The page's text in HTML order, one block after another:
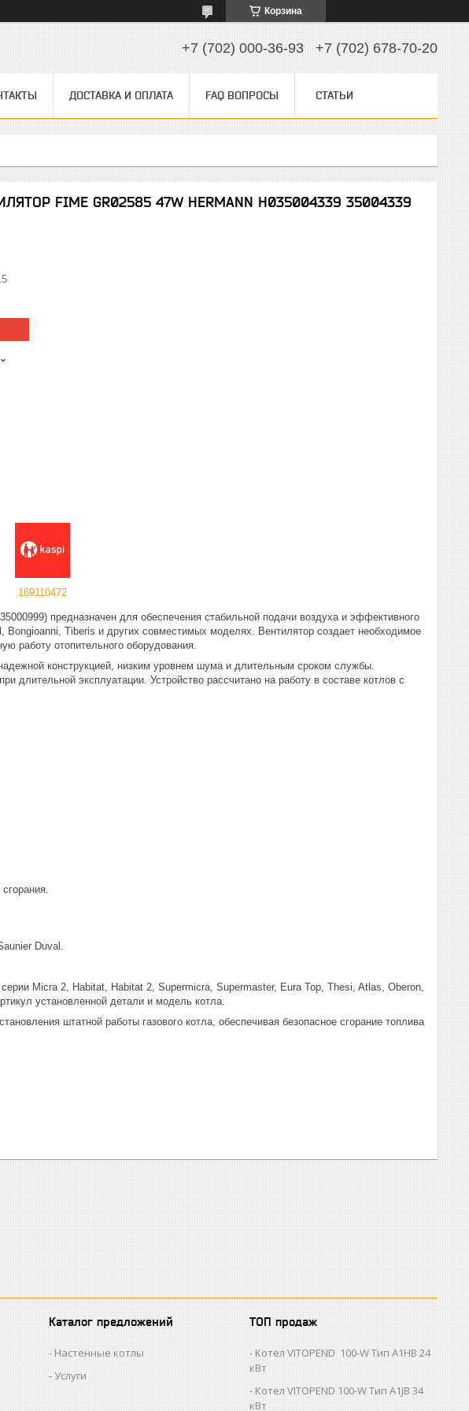
Корзина
+7 (702) 000-36-93 +7 (702) 678-70-20
ДОСТАВКА И ОПЛАТА FAQ ВОПРОСЫ СТАТЬИ
FIME GR02585 47W HERMANN H035004339 35004339
169110472
предназначен для обеспечения стабильной подачи воздуха и эффективного
Bongioanni, Tiberis и других совместимых моделях. Вентилятор создает необходимое
работу отопительного оборудования.
конструкцией, низким уровнем шума и длительным сроком службы.
длительной эксплуатации. Устройство рассчитано на работу в составе котлов с
Duval.
Micra 2, Habitat, Habitat 2, Supermicra, Supermaster, Eura Top, Thesi, Atlas, Oberon,
установленной детали и модель котла.
штатной работы газового котла, обеспечивая безопасное сгорание топлива
Каталог предложений
Настенные котлы
Услуги
ТОП продаж
Котел VITOPEND 100-W Тип A1HB 24
кВт
Котел VITOPEND 100-W Тип A1JB 34
кВт